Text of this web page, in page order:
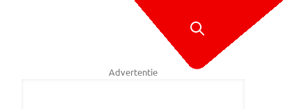
Advertentie